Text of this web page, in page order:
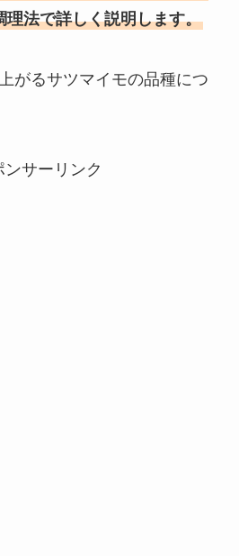
理法で詳しく説明します。
がるサツマイモの品種につ
ンサーリンク